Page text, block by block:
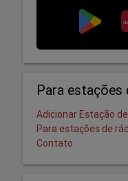
Para estações
Adicionar Estação
Para estações de
Contato